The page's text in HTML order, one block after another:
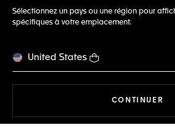
Sélectionnez un pays ou une région pour
spécifiques à votre emplacement.
United States
CONTINUER